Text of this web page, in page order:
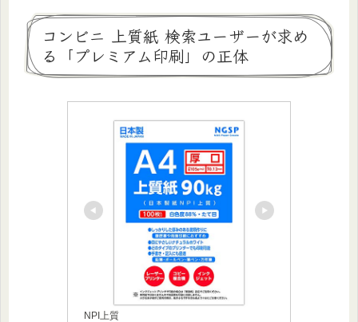
コンビニ 上質紙 検索ユーザーが求め
る「プレミアム印刷」の正体
NPI上質